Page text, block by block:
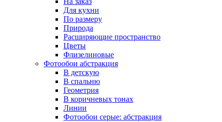
Для кухни
По размеру
Природа
Расширяющие пространство
Цветы
Флизелиновые
Фотообои абстракция
В детскую
В спальню
Геометрия
В коричневых тонах
Линии
Фотообои серые: абстракция